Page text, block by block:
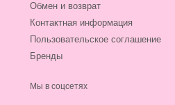
Обмен и возврат
Контактная информация
Пользовательское соглашение
Бренды
Мы в соцсетях